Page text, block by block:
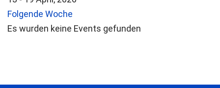
Folgende Woche
Es wurden keine Events gefunden